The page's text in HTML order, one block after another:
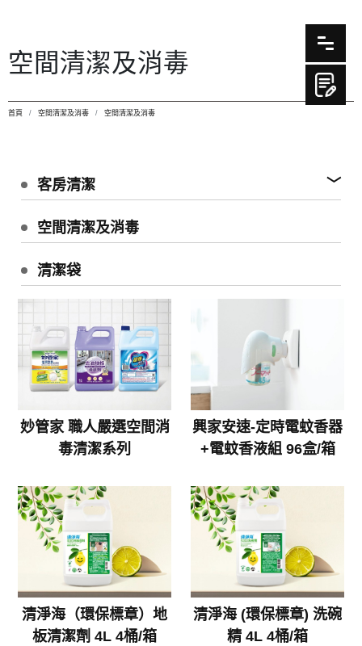
空間清潔及消毒
首頁 空間清潔及消毒 空間清潔及消毒
客房清潔
空間清潔及消毒
清潔袋
妙管家 職人嚴選空間消
毒清潔系列
興家安速-定時電蚊香器
+電蚊香液組 96盒/箱
清淨海（環保標章）地
板清潔劑 4L 4桶/箱
清淨海 (環保標章) 洗碗
精 4L 4桶/箱